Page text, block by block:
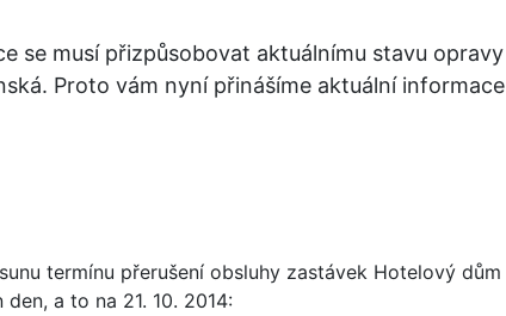
se musí přizpůsobovat aktuálnímu stavu opravy
Proto vám nyní přinášíme aktuální informace
termínu přerušení obsluhy zastávek Hotelový dům
a to na 21. 10. 2014: